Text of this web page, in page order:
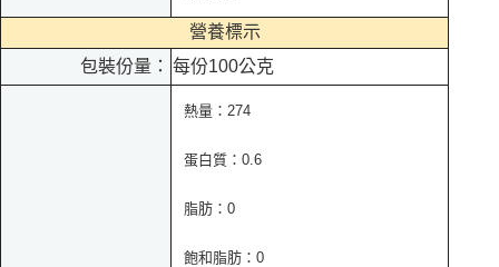
營養標示
包裝份量： 每份100公克
熱量：274
蛋白質：0.6
脂肪：0
飽和脂肪：0